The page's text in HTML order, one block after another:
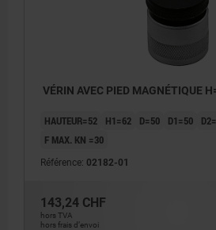
VÉRIN AVEC PIED MAGNÉTIQUE
HAUTEUR=52 H1=62 D=50 D1=50
F MAX. KN =30
Référence: 02182-01
143,24 CHF
hors TVA
hors frais d’envoi